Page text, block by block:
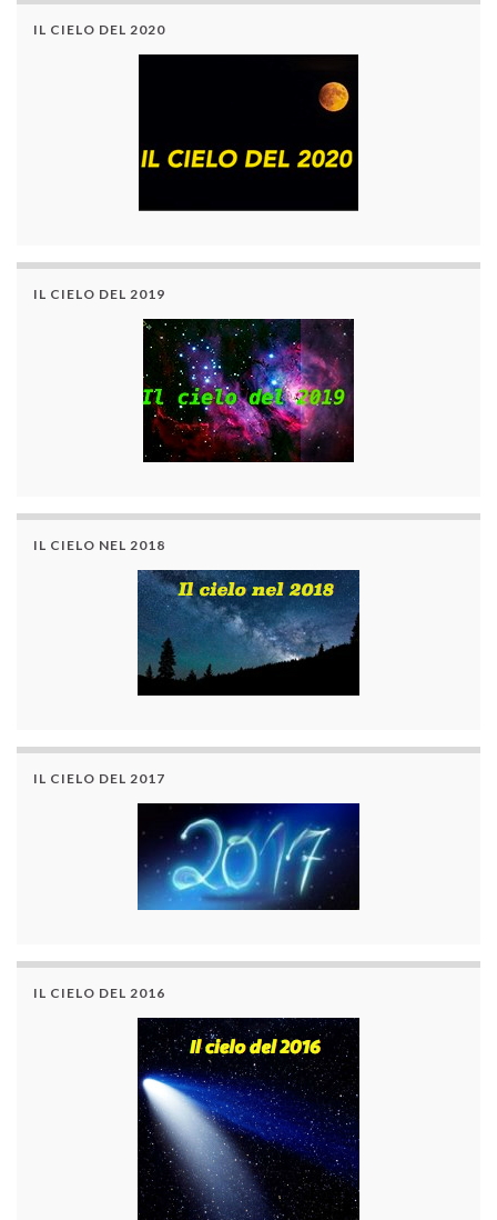
IL CIELO DEL 2020
IL CIELO DEL 2019
IL CIELO NEL 2018
IL CIELO DEL 2017
IL CIELO DEL 2016